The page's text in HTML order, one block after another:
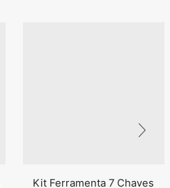
Kit Ferramenta 7 Chaves